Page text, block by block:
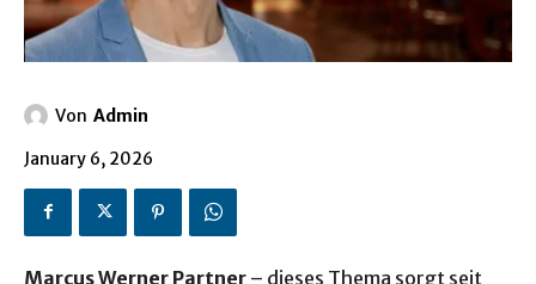
Von Admin
January 6, 2026
Marcus Werner Partner – dieses Thema sorgt seit